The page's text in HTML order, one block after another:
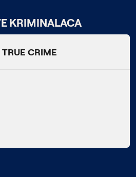
KRIMINALACA
CRIME